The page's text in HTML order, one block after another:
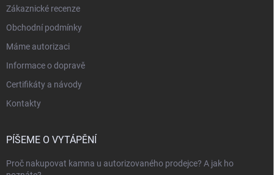
Zákaznické recenze
Obchodní podmínky
Máme autorizaci
Informace o dopravě
Certifikáty a návody
Kontakty
PÍŠEME O VYTÁPĚNÍ
Proč nakupovat kamna u autorizovaného prodejce? A jak ho